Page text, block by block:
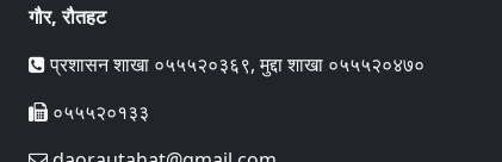
गौर, रौतहट
प्रशासन शाखा ०५५५२०३६९, मुद्दा शाखा ०५५५२०४७०
०५५५२०१३३